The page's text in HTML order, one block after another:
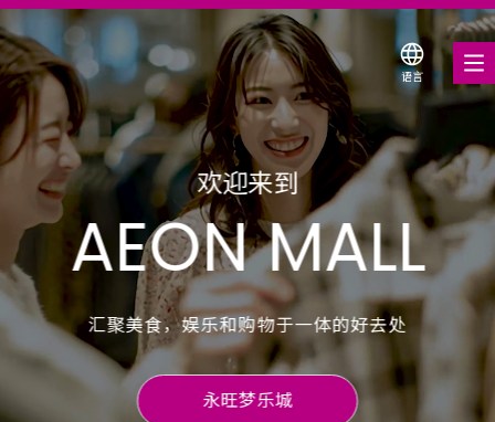
语言
搜索永旺梦乐城
优惠券
服务与设施
关于我们
欢迎来到
AEON MALL
汇聚美食，娱乐和购物于一体的好去处
永旺梦乐城